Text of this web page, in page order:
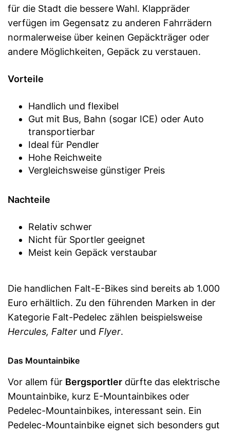
für die Stadt die bessere Wahl. Klappräder
verfügen im Gegensatz zu anderen Fahrrädern
normalerweise über keinen Gepäckträger oder
andere Möglichkeiten, Gepäck zu verstauen.
Vorteile
Handlich und flexibel
Gut mit Bus, Bahn (sogar ICE) oder Auto
transportierbar
Ideal für Pendler
Hohe Reichweite
Vergleichsweise günstiger Preis
Nachteile
Relativ schwer
Nicht für Sportler geeignet
Meist kein Gepäck verstaubar
Die handlichen Falt-E-Bikes sind bereits ab 1.000
Euro erhältlich. Zu den führenden Marken in der
Kategorie Falt-Pedelec zählen beispielsweise
Hercules, Falter und Flyer.
Das Mountainbike
Vor allem für Bergsportler dürfte das elektrische
Mountainbike, kurz E-Mountainbikes oder
Pedelec-Mountainbikes, interessant sein. Ein
Pedelec-Mountainbike eignet sich besonders gut